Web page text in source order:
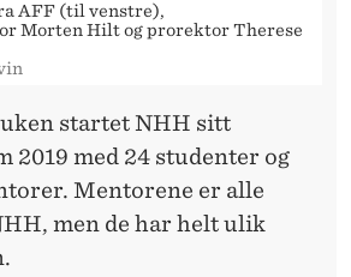
AFF (til venstre),
Morten Hilt og prorektor Therese
startet NHH sitt
2019 med 24 studenter og
Mentorene er alle
men de har helt ulik